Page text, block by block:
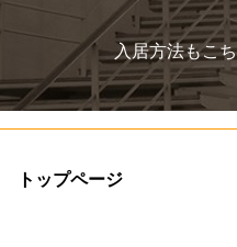
入居方法もこ
トップページ